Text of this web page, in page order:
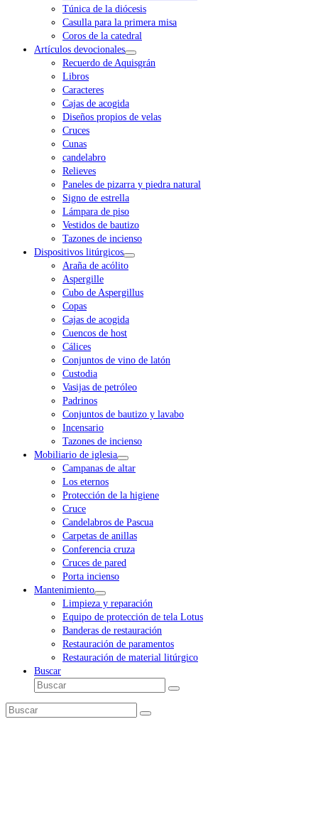
Túnica de la diócesis
Casulla para la primera misa
Coros de la catedral
Artículos devocionales
Recuerdo de Aquisgrán
Libros
Caracteres
Cajas de acogida
Diseños propios de velas
Cruces
Cunas
candelabro
Relieves
Paneles de pizarra y piedra natural
Signo de estrella
Lámpara de piso
Vestidos de bautizo
Tazones de incienso
Dispositivos litúrgicos
Araña de acólito
Aspergille
Cubo de Aspergillus
Copas
Cajas de acogida
Cuencos de host
Cálices
Conjuntos de vino de latón
Custodia
Vasijas de petróleo
Padrinos
Conjuntos de bautizo y lavabo
Incensario
Tazones de incienso
Mobiliario de iglesia
Campanas de altar
Los eternos
Protección de la higiene
Cruce
Candelabros de Pascua
Carpetas de anillas
Conferencia cruza
Cruces de pared
Porta incienso
Mantenimiento
Limpieza y reparación
Equipo de protección de tela Lotus
Banderas de restauración
Restauración de paramentos
Restauración de material litúrgico
Buscar
Buscar
Enviar
Buscar
Enviar